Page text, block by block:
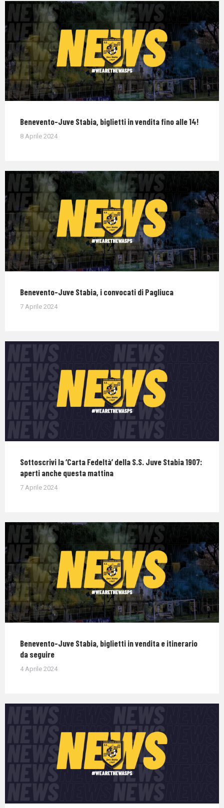
Benevento-Juve Stabia, biglietti in vendita fino alle 14!
8 Aprile 2024
Benevento-Juve Stabia, i convocati di Pagliuca
7 Aprile 2024
Sottoscrivi la ‘Carta Fedeltà’ della S.S. Juve Stabia 1907:
aperti anche questa mattina
7 Aprile 2024
Benevento-Juve Stabia, biglietti in vendita e itinerario
da seguire
4 Aprile 2024